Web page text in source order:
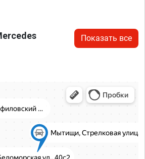
Показать все